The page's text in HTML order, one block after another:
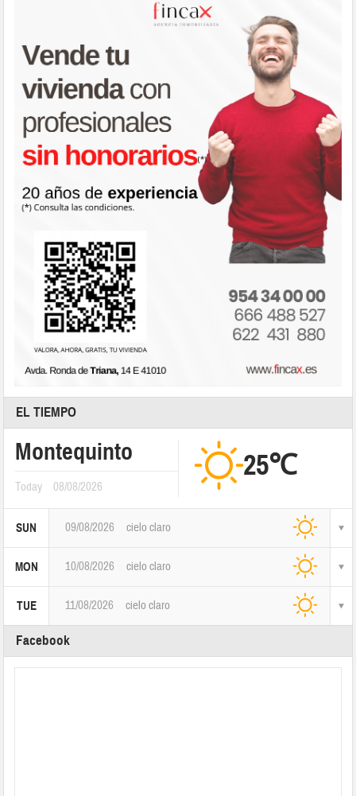
EL TIEMPO
Montequinto
Today 08/08/2026
25℃
SUN 09/08/2026 cielo claro
MON 10/08/2026 cielo claro
TUE 11/08/2026 cielo claro
Facebook